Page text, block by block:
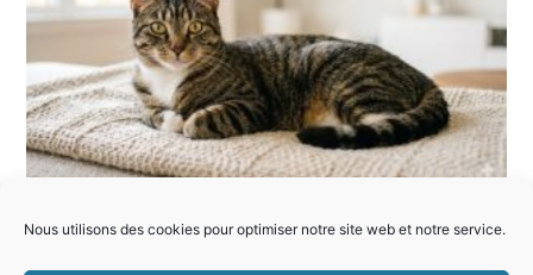
Nous utilisons des cookies pour optimiser notre site web et notre service.
Chat diabétique : symptômes, traitement,